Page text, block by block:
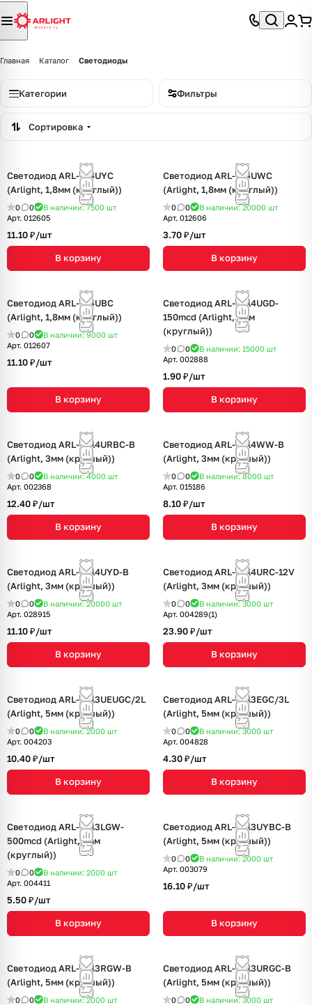
Главная Каталог Светодиоды
Категории Фильтры
Сортировка
Светодиод ARL-184UYC
(Arlight, 1,8мм (круглый))
0 0 В наличии: 7500 шт
Арт. 012605
11.10 ₽/шт
В корзину
Светодиод ARL-184UWC
(Arlight, 1,8мм (круглый))
0 0 В наличии: 20000 шт
Арт. 012606
3.70 ₽/шт
В корзину
Светодиод ARL-184UBC
(Arlight, 1,8мм (круглый))
0 0 В наличии: 9000 шт
Арт. 012607
11.10 ₽/шт
В корзину
Светодиод ARL-3514UGD-
150mcd (Arlight, 3мм
(круглый))
0 0 В наличии: 15000 шт
Арт. 002888
1.90 ₽/шт
В корзину
Светодиод ARL-3014URBC-B
(Arlight, 3мм (круглый))
0 0 В наличии: 4000 шт
Арт. 002368
12.40 ₽/шт
В корзину
Светодиод ARL-3014WW-B
(Arlight, 3мм (круглый))
0 0 В наличии: 8000 шт
Арт. 015186
8.10 ₽/шт
В корзину
Светодиод ARL-3014UYD-B
(Arlight, 3мм (круглый))
0 0 В наличии: 20000 шт
Арт. 028915
11.10 ₽/шт
В корзину
Светодиод ARL-3214URC-12V
(Arlight, 3мм (круглый))
0 0 В наличии: 3000 шт
Арт. 004289(1)
23.90 ₽/шт
В корзину
Светодиод ARL-5013UEUGC/2L
(Arlight, 5мм (круглый))
0 0 В наличии: 2000 шт
Арт. 004203
10.40 ₽/шт
В корзину
Светодиод ARL-5413EGC/3L
(Arlight, 5мм (круглый))
0 0 В наличии: 3000 шт
Арт. 004828
4.30 ₽/шт
В корзину
Светодиод ARL-5313LGW-
500mcd (Arlight, 5мм
(круглый))
0 0 В наличии: 2000 шт
Арт. 004411
5.50 ₽/шт
В корзину
Светодиод ARL-5013UYBC-B
(Arlight, 5мм (круглый))
0 0 В наличии: 2000 шт
Арт. 003079
16.10 ₽/шт
В корзину
Светодиод ARL-5013RGW-B
(Arlight, 5мм (круглый))
0 0 В наличии: 2000 шт
Светодиод ARL-5013URGC-B
(Arlight, 5мм (круглый))
0 0 В наличии: 3000 шт